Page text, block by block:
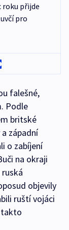
roku přijde
pro
falešné,
Podle
britské
západní
o zabíjení
na okraji
objevily
ruští vojáci
takto